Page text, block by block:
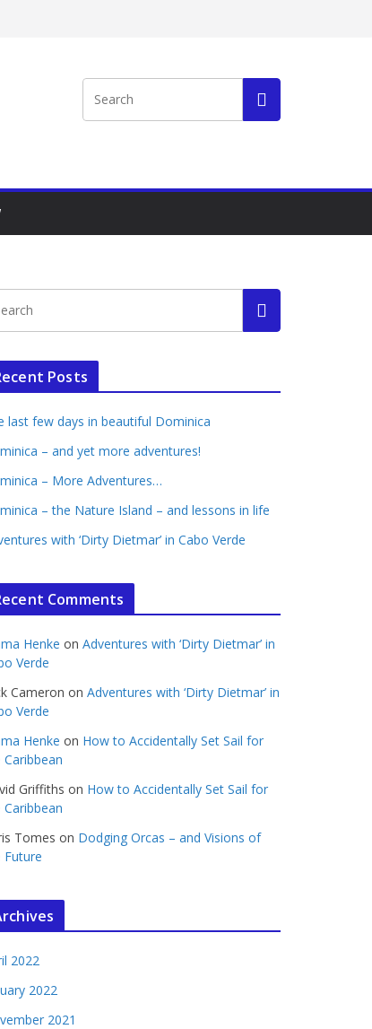
Posts
last few days in beautiful Dominica
– and yet more adventures!
– More Adventures…
– the Nature Island – and lessons in life
with ‘Dirty Dietmar’ in Cabo Verde
Comments
Henke on Adventures with ‘Dirty Dietmar’ in
Verde
Cameron on Adventures with ‘Dirty Dietmar’ in
Verde
Henke on How to Accidentally Set Sail for
Caribbean
Griffiths on How to Accidentally Set Sail for
Caribbean
Tomes on Dodging Orcas – and Visions of
Future
2022
2022
2021